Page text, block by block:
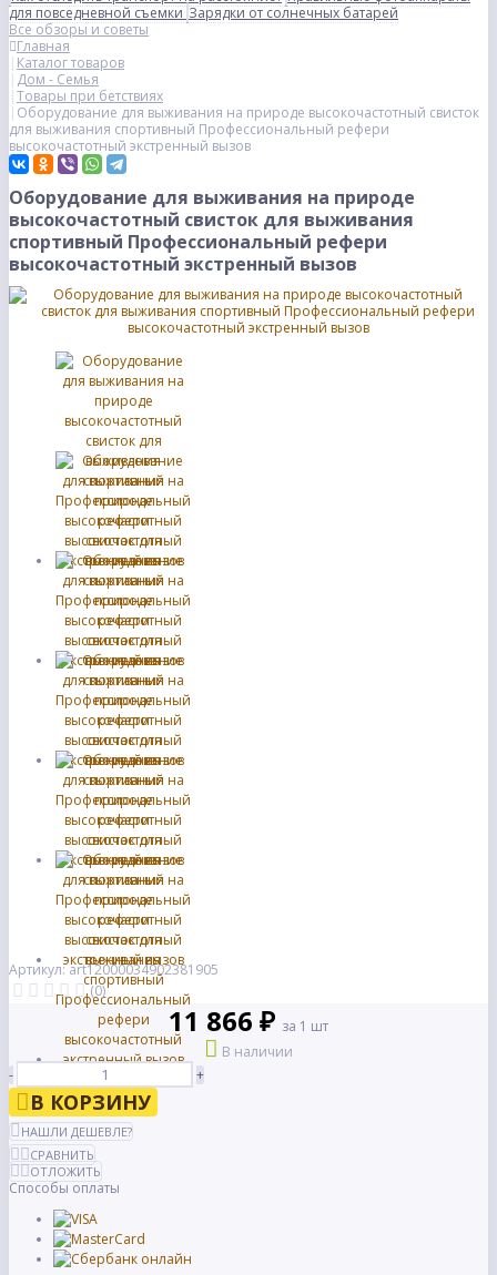
для повседневной съемкиЗарядки от солнечных батарей
Все обзоры и советы
Главная
Каталог товаров
Дом - Семья
Товары при бетствиях
Оборудование для выживания на природе высокочастотный свисток
для выживания спортивный Профессиональный рефери
высокочастотный экстренный вызов
Оборудование для выживания на природе
высокочастотный свисток для выживания
спортивный Профессиональный рефери
высокочастотный экстренный вызов
Артикул: art12000034902381905
(0)
11 866 ₽ за 1 шт
В наличии
-
+
В КОРЗИНУ
НАШЛИ ДЕШЕВЛЕ?
СРАВНИТЬ
ОТЛОЖИТЬ
Способы оплаты